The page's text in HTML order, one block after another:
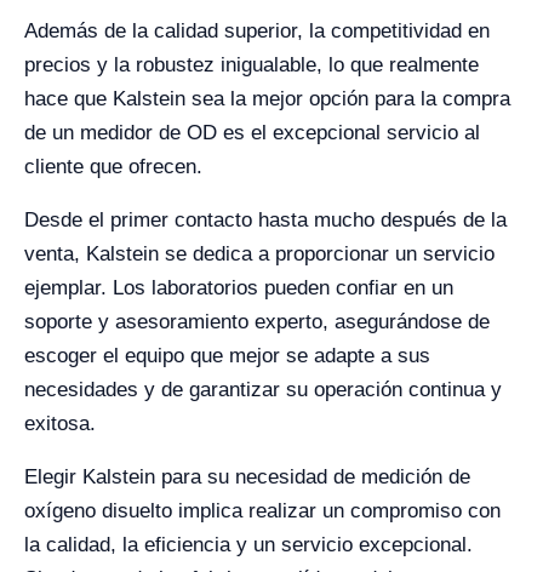
Además de la calidad superior, la competitividad en
precios y la robustez inigualable, lo que realmente
hace que Kalstein sea la mejor opción para la compra
de un medidor de OD es el excepcional servicio al
cliente que ofrecen.
Desde el primer contacto hasta mucho después de la
venta, Kalstein se dedica a proporcionar un servicio
ejemplar. Los laboratorios pueden confiar en un
soporte y asesoramiento experto, asegurándose de
escoger el equipo que mejor se adapte a sus
necesidades y de garantizar su operación continua y
exitosa.
Elegir Kalstein para su necesidad de medición de
oxígeno disuelto implica realizar un compromiso con
la calidad, la eficiencia y un servicio excepcional.